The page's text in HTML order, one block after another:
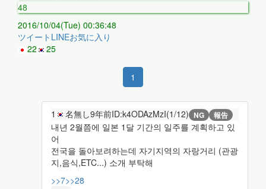
48
2016/10/04(Tue) 00:36:48
ツイート LINEお気に入り
22
25
1
1 名無し9年前ID:k4ODAzMzI(1/12) NG 報告
내년 2월쯤에 일본 1달 기간의 일주를 계획하고 있
어
전국을 돌아보려하는데 자기지역의 자랑거리 (관광
지,음식,ETC...) 소개 부탁해
>>7>>28